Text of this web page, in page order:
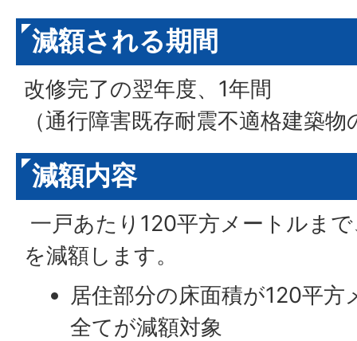
減額される期間
改修完了の翌年度、1年間
（通行障害既存耐震不適格建築
減額内容
一戸あたり120平方メートルま
を減額します。
居住部分の床面積が120平
全てが減額対象